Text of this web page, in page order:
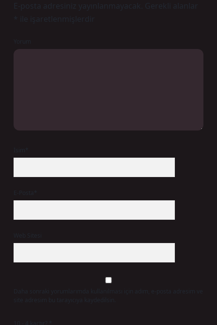
E-posta adresiniz yayınlanmayacak.
Gerekli alanlar
ile işaretlenmişlerdir
Daha sonraki yorumlarımda kullanılması için adım, e-posta adresim ve